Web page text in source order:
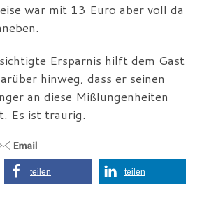
war mit 13 Euro aber voll da
Ersparnis hilft dem Gast
hinweg, dass er seinen
an diese Mißlungenheiten
Es ist traurig.
teilen teilen